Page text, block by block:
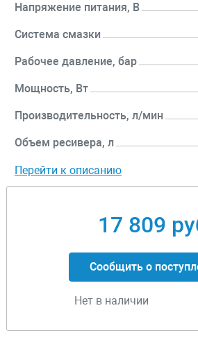
Напряжение питания, В
Система смазки
Рабочее давление, бар
Мощность, Вт
Производительность, л/мин
Объем ресивера, л
Перейти к описанию
17 809
Сообщить о
Нет в наличии